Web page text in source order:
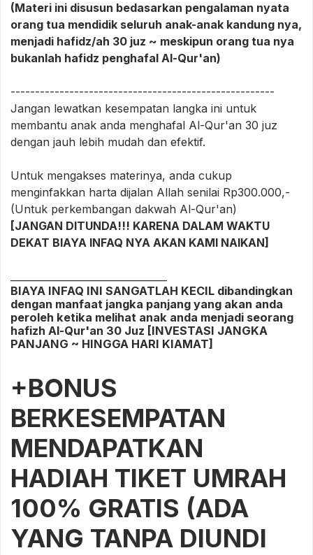
(Materi ini disusun bedasarkan pengalaman nyata
orang tua mendidik seluruh anak-anak kandung nya,
menjadi hafidz/ah 30 juz ~ meskipun orang tua nya
bukanlah hafidz penghafal Al-Qur'an)
------------------------------------------------------
Jangan lewatkan kesempatan langka ini untuk
membantu anak anda menghafal Al-Qur'an 30 juz
dengan jauh lebih mudah dan efektif.
Untuk mengakses materinya, anda cukup
menginfakkan harta dijalan Allah senilai Rp300.000,-
(Untuk perkembangan dakwah Al-Qur'an)
[JANGAN DITUNDA!!! KARENA DALAM WAKTU
DEKAT BIAYA INFAQ NYA AKAN KAMI NAIKAN]
BIAYA INFAQ INI SANGATLAH KECIL dibandingkan
dengan manfaat jangka panjang yang akan anda
peroleh ketika melihat anak anda menjadi seorang
hafizh Al-Qur'an 30 Juz [INVESTASI JANGKA
PANJANG ~ HINGGA HARI KIAMAT]
+BONUS
BERKESEMPATAN
MENDAPATKAN
HADIAH TIKET UMRAH
100% GRATIS (ADA
YANG TANPA DIUNDI